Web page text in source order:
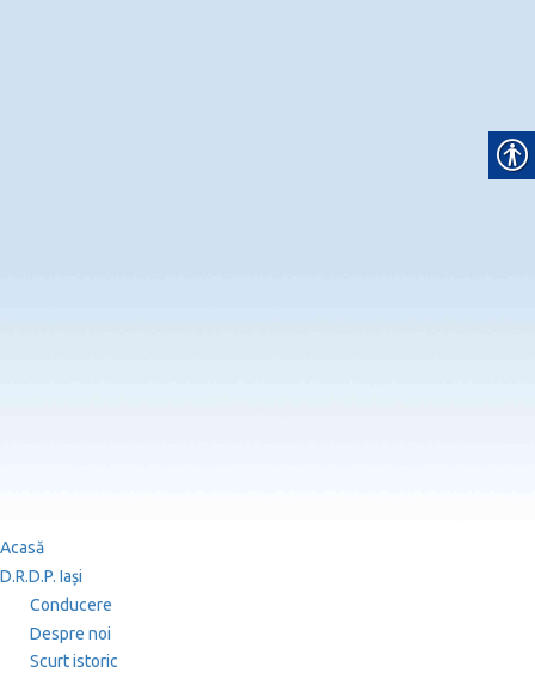
Acasă
D.R.D.P. Iași
Conducere
Despre noi
Scurt istoric